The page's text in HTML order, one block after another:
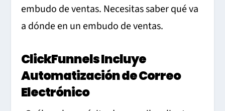
embudo de ventas. Necesitas saber qué va
a dónde en un embudo de ventas.
ClickFunnels Incluye
Automatización de Correo
Electrónico